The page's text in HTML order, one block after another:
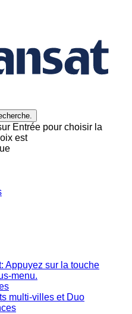
Entrée pour choisir la
est
Appuyez sur la touche
menu.
multi-villes et Duo